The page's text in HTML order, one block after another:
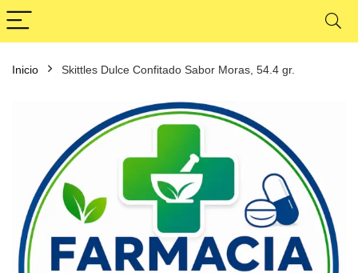
Inicio Skittles Dulce Confitado Sabor Moras, 54.4 gr.